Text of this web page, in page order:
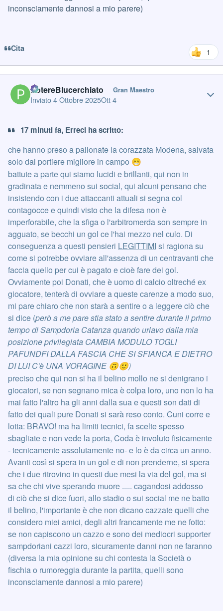
inconsciamente dannosi a mio parere)
Cita 1
PotereBlucerchiato Gran Maestro
Inviato4 Ottobre 2025Ott 4
17 minuti fa, Erreci ha scritto:
che hanno preso a pallonate la corazzata Modena, salvata
solo dal portiere migliore in campo 😁
battute a parte qui siamo lucidi e brillanti, qui non in
gradinata e nemmeno sui social, qui alcuni pensano che
insistendo con i due attaccanti attuali si segna col
contagocce e quindi visto che la difesa non è
imperforabile, che la sfiga o l'arbitromerda son sempre in
agguato, se becchi un gol ce l'hai mezzo nel culo. Di
conseguenza a questi pensieri LEGITTIMI si ragiona su
come si potrebbe ovviare all'assenza di un centravanti che
faccia quello per cui è pagato e cioè fare dei gol.
Ovviamente poi Donati, che è uomo di calcio oltreché ex
giocatore, tenterà di ovviare a queste carenze a modo suo,
mi pare chiaro che non starà a sentire o a leggere ciò che
si dice (però a me pare stia stato a sentire durante il primo
tempo di Sampdoria Catanza quando urlavo dalla mia
posizione privilegiata CAMBIA MODULO TOGLI
PAFUNDFI DALLA FASCIA CHE SI SFIANCA E DIETRO
DI LUI C'è UNA VORAGINE 🙃🙂)
preciso che qui non si ha il belino mollo ne si denigrano i
giocatori, se non segnano mica è colpa loro, uno non lo ha
mai fatto l'altro ha gli anni dalla sua e questi son dati di
fatto dei quali pure Donati si sarà reso conto. Cuni corre e
lotta: BRAVO! ma ha limiti tecnici, fa scelte spesso
sbagliate e non vede la porta, Coda è involuto fisicamente
- tecnicamente assolutamente no- e lo è da circa un anno.
Avanti così si spera in un gol e di non prenderne, si spera
che i due ritrovino in questi due mesi la via del gol, ma si
sa che chi vive sperando muore ..... cagandosi addosso
di ciò che si dice fuori, allo stadio o sui social me ne batto
il belino, l'importante è che non dicano cazzate quelli che
considero miei amici, degli altri francamente me ne fotto:
se non capiscono un cazzo e sono dei mediocri supporter
sampdoriani cazzi loro, sicuramente danni non ne faranno
(diversa la mia opinione su chi contesta la Società o
fischia o rumoreggia durante la partita, quelli sono
inconsciamente dannosi a mio parere)